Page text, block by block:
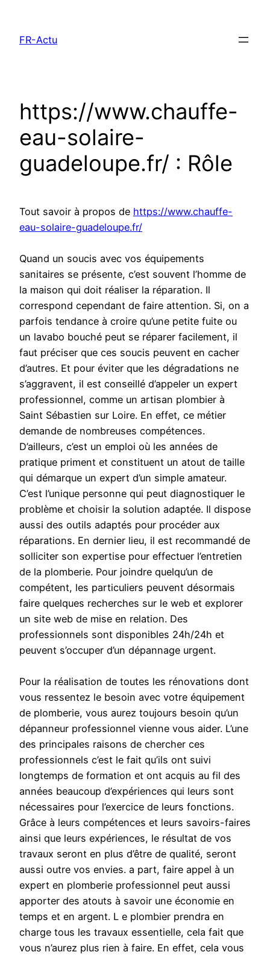
contenu
FR-Actu
https://www.chauffe-
eau-solaire-
guadeloupe.fr/ : Rôle
Tout savoir à propos de https://www.chauffe-
eau-solaire-guadeloupe.fr/
Quand un soucis avec vos équipements
sanitaires se présente, c’est souvent l’homme de
la maison qui doit réaliser la réparation. Il
correspond cependant de faire attention. Si, on a
parfois tendance à croire qu’une petite fuite ou
un lavabo bouché peut se réparer facilement, il
faut préciser que ces soucis peuvent en cacher
d’autres. Et pour éviter que les dégradations ne
s’aggravent, il est conseillé d’appeler un expert
professionnel, comme un artisan plombier à
Saint Sébastien sur Loire. En effet, ce métier
demande de nombreuses compétences.
D’ailleurs, c’est un emploi où les années de
pratique priment et constituent un atout de taille
qui démarque un expert d’un simple amateur.
C’est l’unique personne qui peut diagnostiquer le
problème et choisir la solution adaptée. Il dispose
aussi des outils adaptés pour procéder aux
réparations. En dernier lieu, il est recommandé de
solliciter son expertise pour effectuer l’entretien
de la plomberie. Pour joindre quelqu’un de
compétent, les particuliers peuvent désormais
faire quelques recherches sur le web et explorer
un site web de mise en relation. Des
professionnels sont disponibles 24h/24h et
peuvent s’occuper d’un dépannage urgent.
Pour la réalisation de toutes les rénovations dont
vous ressentez le besoin avec votre équipement
de plomberie, vous aurez toujours besoin qu’un
dépanneur professionnel vienne vous aider. L’une
des principales raisons de chercher ces
professionnels c’est le fait qu’ils ont suivi
longtemps de formation et ont acquis au fil des
années beaucoup d’expériences qui leurs sont
nécessaires pour l’exercice de leurs fonctions.
Grâce à leurs compétences et leurs savoirs-faires
ainsi que leurs expériences, le résultat de vos
travaux seront en plus d’être de qualité, seront
aussi outre vos envies. a part, faire appel à un
expert en plomberie professionnel peut aussi
apporter des atouts à savoir une économie en
temps et en argent. L e plombier prendra en
charge tous les travaux essentielle, cela fait que
vous n’aurez plus rien à faire. En effet, cela vous